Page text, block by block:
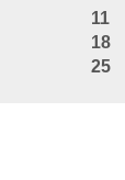
11
18
25